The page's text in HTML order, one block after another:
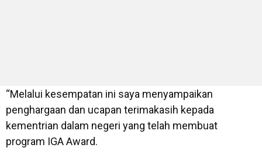
“Melalui kesempatan ini saya menyampaikan
penghargaan dan ucapan terimakasih kepada
kementrian dalam negeri yang telah membuat
program IGA Award.